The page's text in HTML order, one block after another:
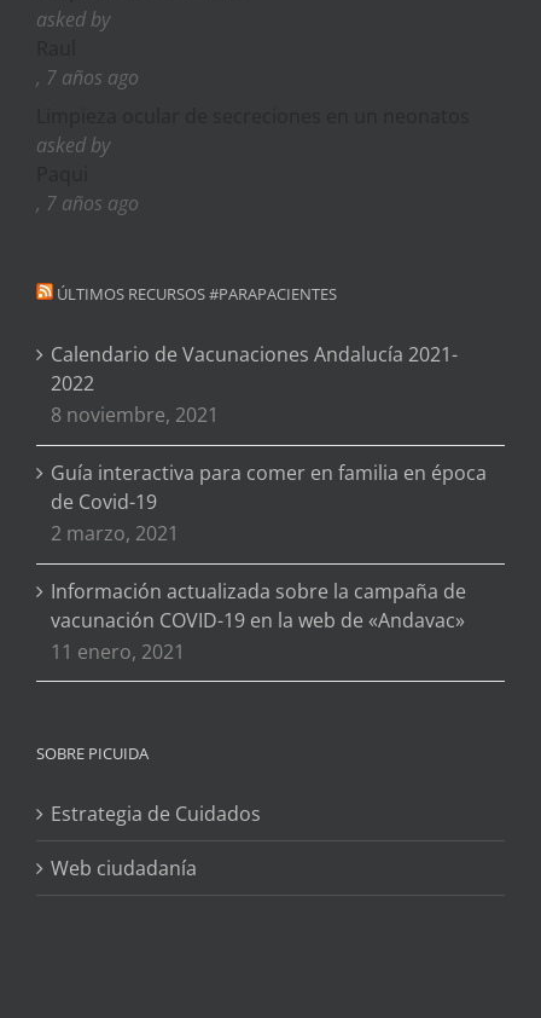
asked by
, 7 años ago
asked by
, 7 años ago
ÚLTIMOS RECURSOS #PARAPACIENTES
Calendario de Vacunaciones Andalucía 2021-
2022
8 noviembre, 2021
Guía interactiva para comer en familia en época
de Covid-19
2 marzo, 2021
Información actualizada sobre la campaña de
vacunación COVID-19 en la web de «Andavac»
11 enero, 2021
SOBRE PICUIDA
Estrategia de Cuidados
Web ciudadanía